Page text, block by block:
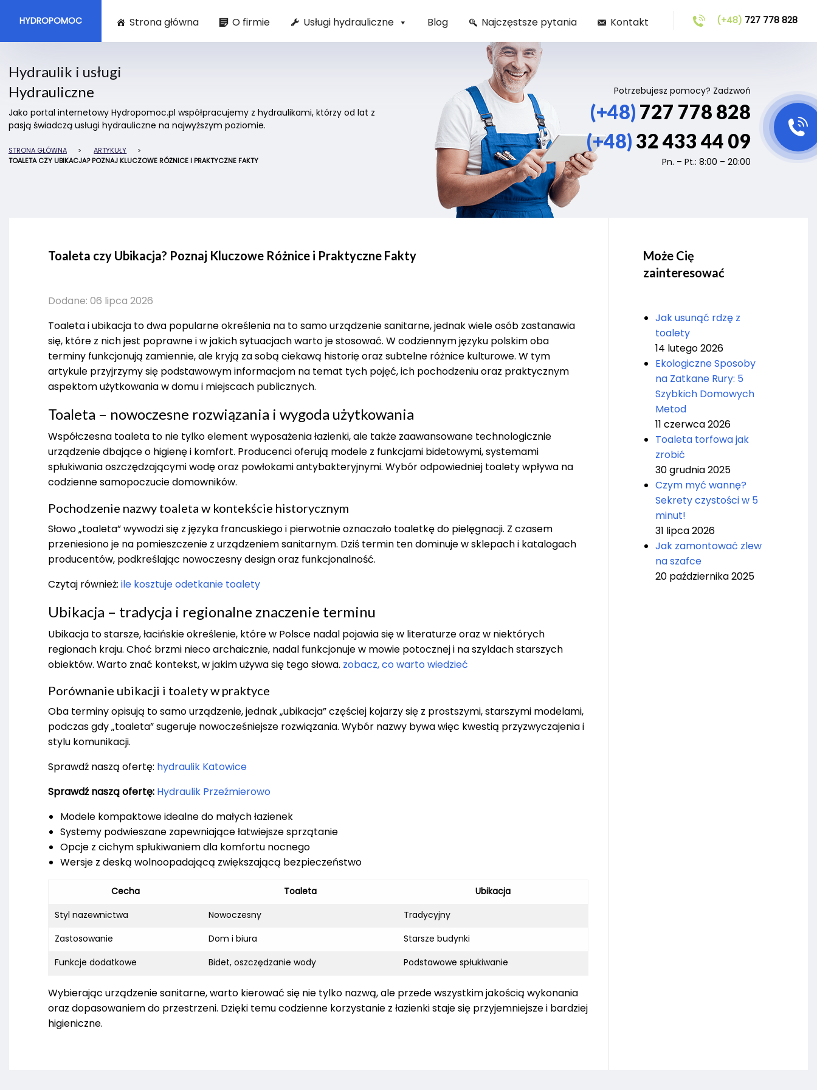
HYDROPOMOC (+48) 727 778 828
Strona główna O firmie Usługi hydrauliczne Blog Najczęstsze pytania Kontakt
Hydraulik i usługi
Hydrauliczne
Jako portal internetowy Hydropomoc.pl współpracujemy z hydraulikami, którzy od lat z
pasją świadczą usługi hydrauliczne na najwyższym poziomie.
STRONA GŁÓWNA > ARTYKUŁY
>
TOALETA CZY UBIKACJA? POZNAJ KLUCZOWE RÓŻNICE I PRAKTYCZNE FAKTY
Potrzebujesz pomocy? Zadzwoń
(+48) 727 778 828
(+48) 32 433 44 09
Pn. – Pt.: 8:00 – 20:00
Toaleta czy Ubikacja? Poznaj Kluczowe Różnice i Praktyczne Fakty
Dodane: 06 lipca 2026
Toaleta i ubikacja to dwa popularne określenia na to samo urządzenie sanitarne, jednak wiele osób zastanawia
się, które z nich jest poprawne i w jakich sytuacjach warto je stosować. W codziennym języku polskim oba
terminy funkcjonują zamiennie, ale kryją za sobą ciekawą historię oraz subtelne różnice kulturowe. W tym
artykule przyjrzymy się podstawowym informacjom na temat tych pojęć, ich pochodzeniu oraz praktycznym
aspektom użytkowania w domu i miejscach publicznych.
Toaleta – nowoczesne rozwiązania i wygoda użytkowania
Współczesna toaleta to nie tylko element wyposażenia łazienki, ale także zaawansowane technologicznie
urządzenie dbające o higienę i komfort. Producenci oferują modele z funkcjami bidetowymi, systemami
spłukiwania oszczędzającymi wodę oraz powłokami antybakteryjnymi. Wybór odpowiedniej toalety wpływa na
codzienne samopoczucie domowników.
Pochodzenie nazwy toaleta w kontekście historycznym
Słowo „toaleta” wywodzi się z języka francuskiego i pierwotnie oznaczało toaletkę do pielęgnacji. Z czasem
przeniesiono je na pomieszczenie z urządzeniem sanitarnym. Dziś termin ten dominuje w sklepach i katalogach
producentów, podkreślając nowoczesny design oraz funkcjonalność.
Czytaj również: ile kosztuje odetkanie toalety
Ubikacja – tradycja i regionalne znaczenie terminu
Ubikacja to starsze, łacińskie określenie, które w Polsce nadal pojawia się w literaturze oraz w niektórych
regionach kraju. Choć brzmi nieco archaicznie, nadal funkcjonuje w mowie potocznej i na szyldach starszych
obiektów. Warto znać kontekst, w jakim używa się tego słowa. zobacz, co warto wiedzieć
Porównanie ubikacji i toalety w praktyce
Oba terminy opisują to samo urządzenie, jednak „ubikacja” częściej kojarzy się z prostszymi, starszymi modelami,
podczas gdy „toaleta” sugeruje nowocześniejsze rozwiązania. Wybór nazwy bywa więc kwestią przyzwyczajenia i
stylu komunikacji.
Sprawdź naszą ofertę: hydraulik Katowice
Sprawdź naszą ofertę: Hydraulik Przeźmierowo
Modele kompaktowe idealne do małych łazienek
Systemy podwieszane zapewniające łatwiejsze sprzątanie
Opcje z cichym spłukiwaniem dla komfortu nocnego
Wersje z deską wolnoopadającą zwiększającą bezpieczeństwo
Cecha Toaleta
Ubikacja
Styl nazewnictwa
Nowoczesny
Tradycyjny
Zastosowanie
Dom i biura
Starsze budynki
Funkcje dodatkowe
Bidet, oszczędzanie wody Podstawowe spłukiwanie
Wybierając urządzenie sanitarne, warto kierować się nie tylko nazwą, ale przede wszystkim jakością wykonania
oraz dopasowaniem do przestrzeni. Dzięki temu codzienne korzystanie z łazienki staje się przyjemniejsze i bardziej
higieniczne.
Może Cię
zainteresować
Jak usunąć rdzę z
toalety
14 lutego 2026
Ekologiczne Sposoby
na Zatkane Rury: 5
Szybkich Domowych
Metod
11 czerwca 2026
Toaleta torfowa jak
zrobić
30 grudnia 2025
Czym myć wannę?
Sekrety czystości w 5
minut!
31 lipca 2026
Jak zamontować zlew
na szafce
20 października 2025